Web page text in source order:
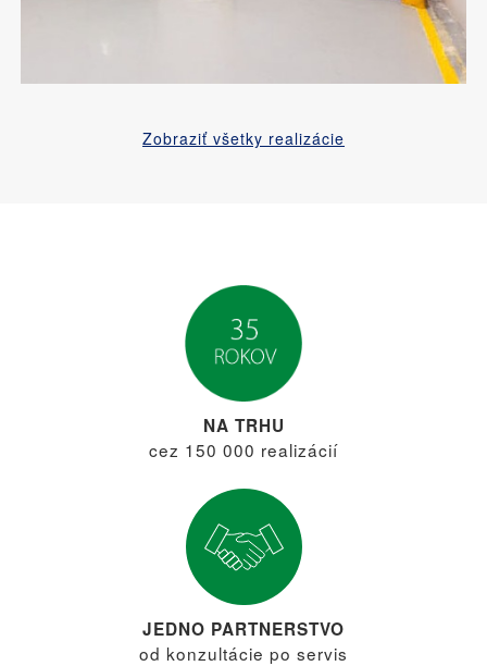
Zobraziť všetky realizácie
NA TRHU
cez 150 000 realizácií
JEDNO PARTNERSTVO
od konzultácie po servis